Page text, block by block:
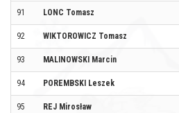
91 LONC Tomasz
92 WIKTOROWICZ Tomasz
93 MALINOWSKI Marcin
94 POREMBSKI Leszek
95 REJ Mirosław